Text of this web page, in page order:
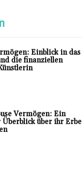
Einblick in das
die finanziellen
Vermögen: Ein
Überblick über ihr Erbe